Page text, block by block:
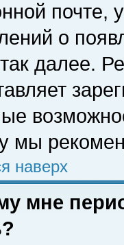
почте,
о
далее.
мы
наверх
мне